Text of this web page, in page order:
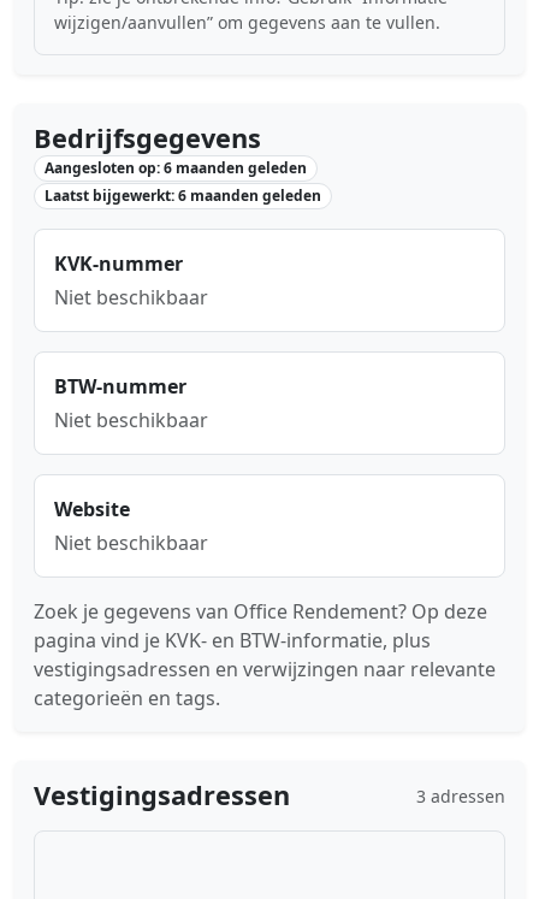
wijzigen/aanvullen” om gegevens aan te vullen.
Bedrijfsgegevens
Aangesloten op: 6 maanden geleden
Laatst bijgewerkt: 6 maanden geleden
KVK-nummer
Niet beschikbaar
BTW-nummer
Niet beschikbaar
Website
Niet beschikbaar
Zoek je gegevens van Office Rendement? Op deze
pagina vind je KVK- en BTW-informatie, plus
vestigingsadressen en verwijzingen naar relevante
categorieën en tags.
Vestigingsadressen 3 adressen